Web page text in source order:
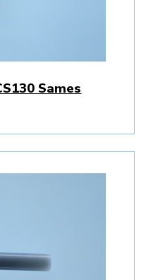
Sames